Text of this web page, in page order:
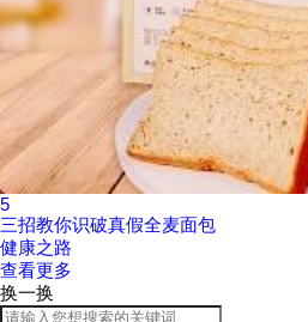
5
三招教你识破真假全麦面包
健康之路
查看更多
换一换